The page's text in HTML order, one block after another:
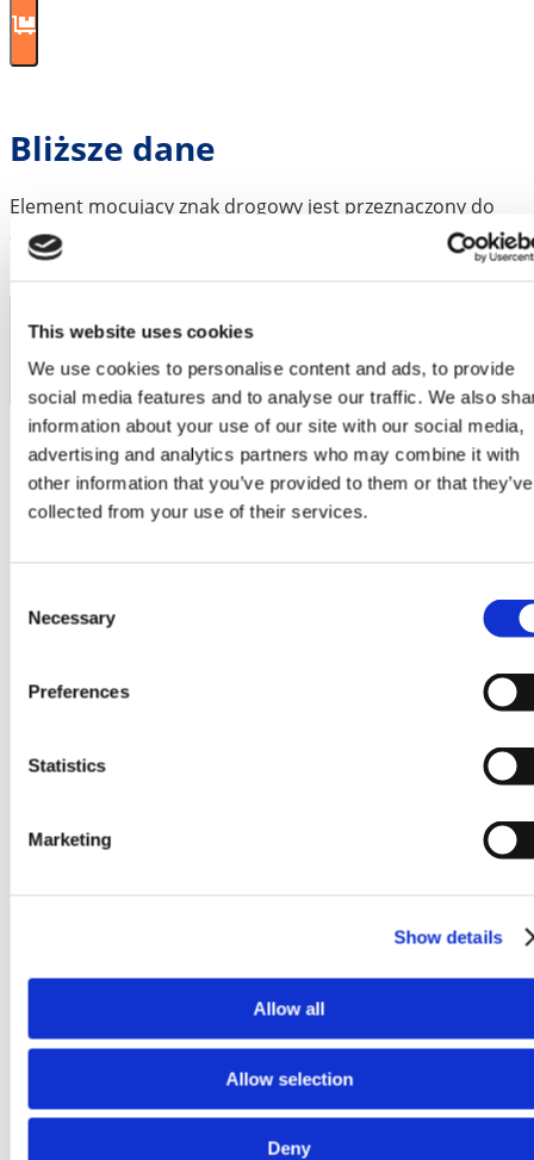
This website uses cookies
We use cookies to personalise content and ads, to provide
social media features and to analyse our traffic. We also
information about your use of our site with our social media,
advertising and analytics partners who may combine it with
other information that you’ve provided to them or that they’ve
collected from your use of their services.
Selection
Necessary
Preferences
Statistics
Marketing
Show details
Allow all
Allow selection
Deny
Bliższe dane
Element mocujący znak drogowy jest przeznaczony do
zamocowania go w formie i włożenia uchwytu znaku
drogowego przed wylaniem betonu.
Kod artykułu
RSADD800
Waga
1 kg
Wymiary140 × 140 × 24 mm
Ekonomiczne narzędzie = produkcja wielkoseryjna